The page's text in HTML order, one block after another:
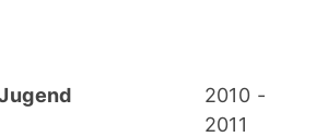
2010 -
2011